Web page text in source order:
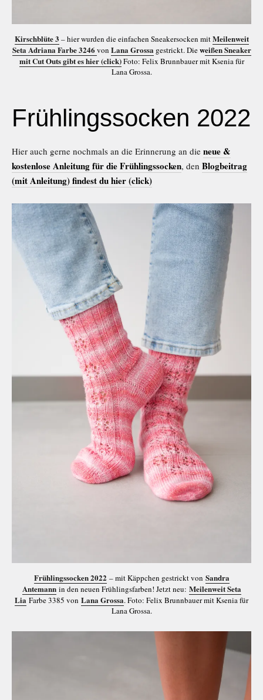
Kirschblüte 3 – hier wurden die einfachen Sneakersocken mitMeilenweit
Seta Adriana Farbe 3246 von Lana Grossa gestrickt. Dieweißen Sneaker
mit Cut Outs gibt es hier (click)Foto: Felix Brunnbauer mit Ksenia für
Lana Grossa.
Frühlingssocken 2022
Hier auch gerne nochmals an die Erinnerung an die neue &
kostenlose Anleitung für die Frühlingssocken, den Blogbeitrag
(mit Anleitung) findest du hier (click)
Frühlingssocken 2022 – mit Käppchen gestrickt von Sandra
Antemannin den neuen Frühlingsfarben! Jetzt neu: Meilenweit Seta
Lia Farbe 3385 von Lana Grossa. Foto: Felix Brunnbauer mit Ksenia für
Lana Grossa.